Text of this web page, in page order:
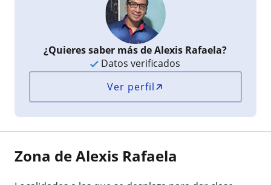
¿Quieres saber más de Alexis Rafaela?
Datos verificados
Ver perfil
Zona de Alexis Rafaela